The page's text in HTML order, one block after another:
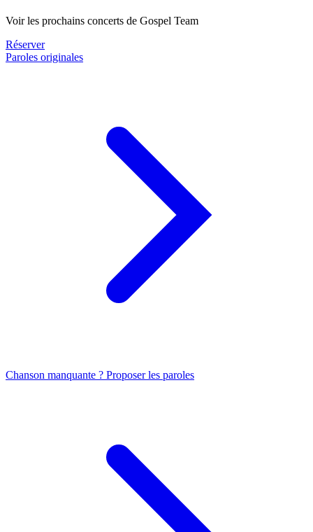
Voir les prochains concerts de Gospel Team
Réserver
Paroles originales
Chanson manquante ? Proposer les paroles